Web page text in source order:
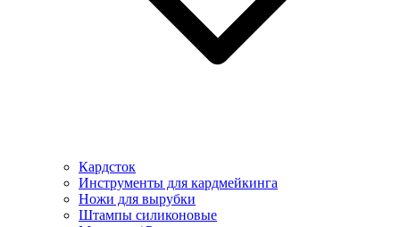
Кардсток
Инструменты для кардмейкинга
Ножи для вырубки
Штампы силиконовые